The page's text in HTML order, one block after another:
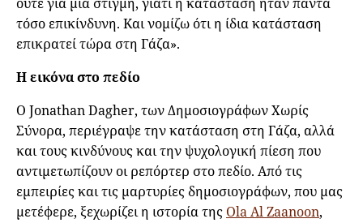
τόσο επικίνδυνη. Και νομίζω ότι η ίδια κατάσταση
επικρατεί τώρα στη Γάζα».
Η εικόνα στο πεδίο
O Jonathan Dagher, των Δημοσιογράφων Χωρίς
Σύνορα, περιέγραψε την κατάσταση στη Γάζα, αλλά
και τους κινδύνους και την ψυχολογική πίεση που
αντιμετωπίζουν οι ρεπόρτερ στο πεδίο. Από τις
εμπειρίες και τις μαρτυρίες δημοσιογράφων, που μας
μετέφερε, ξεχωρίζει η ιστορία της Ola Al Zaanoon,